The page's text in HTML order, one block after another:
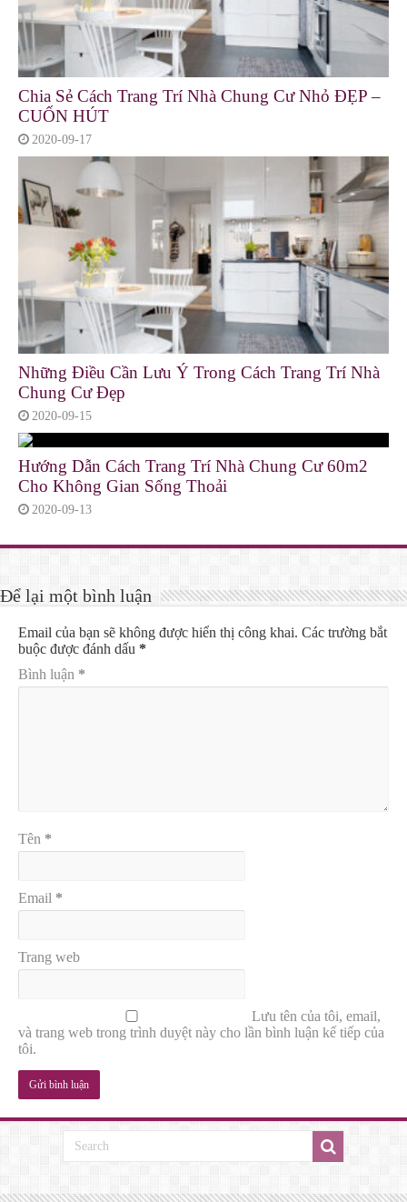
Chia Sẻ Cách Trang Trí Nhà Chung Cư Nhỏ ĐẸP –
CUỐN HÚT
2020-09-17
Những Điều Cần Lưu Ý Trong Cách Trang Trí Nhà
Chung Cư Đẹp
2020-09-15
Hướng Dẫn Cách Trang Trí Nhà Chung Cư 60m2
Cho Không Gian Sống Thoải
2020-09-13
Để lại một bình luận
Email của bạn sẽ không được hiển thị công khai. Các trường bắt
buộc được đánh dấu *
Bình luận *
Tên *
Email *
Trang web
Lưu tên của tôi, email,
và trang web trong trình duyệt này cho lần bình luận kế tiếp của
tôi.